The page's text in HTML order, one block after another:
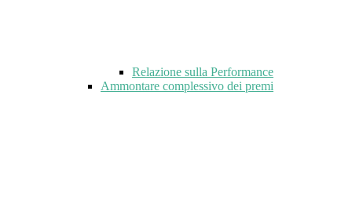
Relazione sulla Performance
Ammontare complessivo dei premi